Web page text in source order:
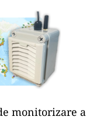
monitorizare a